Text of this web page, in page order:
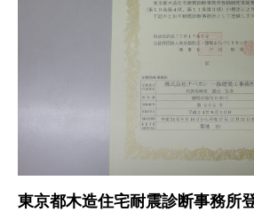
東京都木造住宅耐震診断事務所